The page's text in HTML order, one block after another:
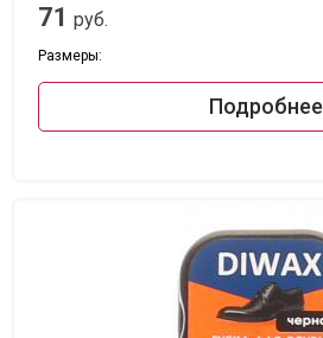
71 руб.
Размеры:
Подробнее